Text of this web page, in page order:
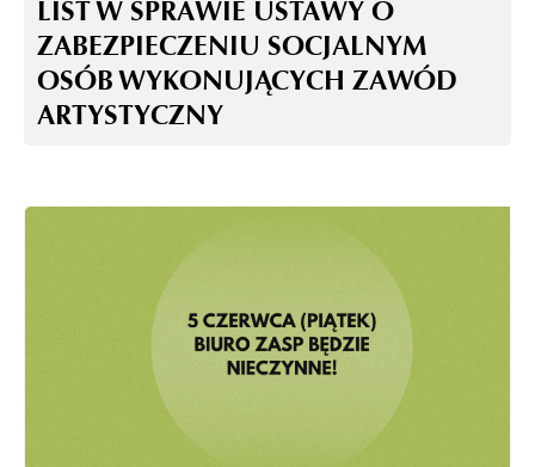
LIST W SPRAWIE USTAWY O
ZABEZPIECZENIU SOCJALNYM
OSÓB WYKONUJĄCYCH ZAWÓD
ARTYSTYCZNY